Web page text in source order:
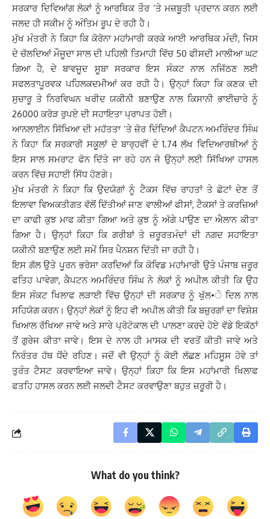
ਸਰਕਾਰ ਦਿਵਿਆਂਗ ਲੋਕਾਂ ਨੂੰ ਆਰਥਿਕ ਤੌਰ ‘ਤੇ ਮਜ਼ਬੂਤੀ ਪ੍ਰਦਾਨ ਕਰਨ ਲਈ
ਜਲਦ ਹੀ ਸਕੀਮ ਨੂੰ ਅੰਤਿਮ ਰੂਪ ਦੇ ਰਹੀ ਹੈ।
ਮੁੱਖ ਮੰਤਰੀ ਨੇ ਕਿਹਾ ਕਿ ਕੋਰੋਨਾ ਮਹਾਂਮਾਰੀ ਕਰਕੇ ਆਈ ਆਰਥਿਕ ਮੰਦੀ, ਜਿਸ
ਦੇ ਚੱਲਦਿਆਂ ਮੌਜੂਦਾ ਸਾਲ ਦੀ ਪਹਿਲੀ ਤਿਮਾਹੀ ਵਿੱਚ 50 ਫੀਸਦੀ ਮਾਲੀਆ ਘਟ
ਗਿਆ ਹੈ, ਦੇ ਬਾਵਜੂਦ ਸੂਬਾ ਸਰਕਾਰ ਇਸ ਸੰਕਟ ਨਾਲ ਨਜਿੱਠਣ ਲਈ
ਸਫਲਤਾਪੂਰਵਕ ਪਹਿਲਕਦਮੀਆਂ ਕਰ ਰਹੀ ਹੈ। ਉਨ੍ਹਾਂ ਕਿਹਾ ਕਿ ਕਣਕ ਦੀ
ਸੁਚਾਰੂ ਤੇ ਨਿਰਵਿਘਨ ਖਰੀਦ ਯਕੀਨੀ ਬਣਾਉਣ ਨਾਲ ਕਿਸਾਨੀ ਭਾਈਚਾਰੇ ਨੂੰ
26000 ਕਰੋੜ ਰੁਪਏ ਦੀ ਸਹਾਇਤਾ ਪ੍ਰਾਪਤ ਹੋਈ।
ਆਨਲਾਈਨ ਸਿੱਖਿਆ ਦੀ ਮਹੱਤਤਾ ‘ਤੇ ਜ਼ੋਰ ਦਿੰਦਿਆਂ ਕੈਪਟਨ ਅਮਰਿੰਦਰ ਸਿੰਘ
ਨੇ ਕਿਹਾ ਕਿ ਸਰਕਾਰੀ ਸਕੂਲਾਂ ਦੇ ਬਾਰ੍ਹਵੀਂ ਦੇ 1.74 ਲੱਖ ਵਿਦਿਆਰਥੀਆਂ ਨੂੰ
ਇਸ ਸਾਲ ਸਮਰਾਟ ਫੋਨ ਦਿੱਤੇ ਜਾ ਰਹੇ ਹਨ ਜੋ ਉਨ੍ਹਾਂ ਲਈ ਸਿੱਖਿਆ ਹਾਸਲ
ਕਰਨ ਵਿੱਚ ਸਹਾਈ ਸਿੱਧ ਹੋਣਗੇ।
ਮੁੱਖ ਮੰਤਰੀ ਨੇ ਕਿਹਾ ਕਿ ਉਦਯੋਗਾਂ ਨੂੰ ਟੈਕਸ ਵਿੱਚ ਰਾਹਤਾਂ ਤੇ ਛੋਟਾਂ ਦੇਣ ਤੋਂ
ਇਲਾਵਾ ਵਿਅਕਤੀਗਤ ਵੱਲੋਂ ਦਿੱਤੀਆਂ ਜਾਣ ਵਾਲੀਆਂ ਫੀਸਾਂ, ਟੈਕਸਾਂ ਤੇ ਕਰਜ਼ਿਆਂ
ਦਾ ਕਾਫੀ ਕੁਝ ਮਾਫ ਕੀਤਾ ਗਿਆ ਅਤੇ ਕੁਝ ਨੂੰ ਅੱਗੇ ਪਾਉਣ ਦਾ ਐਲਾਨ ਕੀਤਾ
ਗਿਆ ਹੈ। ਉਨ੍ਹਾਂ ਕਿਹਾ ਕਿ ਗਰੀਬਾਂ ਤੇ ਜ਼ਰੂਰਤਮੰਦਾਂ ਦੀ ਨਗਦ ਸਹਾਇਤਾ
ਯਕੀਨੀ ਬਣਾਉਣ ਲਈ ਸਮੇਂ ਸਿਰ ਪੈਨਸ਼ਨ ਦਿੱਤੀ ਜਾ ਰਹੀ ਹੈ।
ਇਸ ਗੱਲ ਉਤੇ ਪੂਰਨ ਭਰੋਸਾ ਕਰਦਿਆਂ ਕਿ ਕੋਵਿਡ ਮਹਾਂਮਾਰੀ ਉਤੇ ਪੰਜਾਬ ਜ਼ਰੂਰ
ਫਤਿਹ ਪਾਵੇਗਾ, ਕੈਪਟਨ ਅਮਰਿੰਦਰ ਸਿੰਘ ਨੇ ਲੋਕਾਂ ਨੂੰ ਅਪੀਲ ਕੀਤੀ ਕਿ ਉਹ
ਇਸ ਸੰਕਟ ਖਿਲਾਫ ਲੜਾਈ ਵਿੱਚ ਉਨ੍ਹਾਂ ਦੀ ਸਰਕਾਰ ਨੂੰ ਖੁੱਲ•ੇ ਦਿਲ ਨਾਲ
ਸਹਿਯੋਗ ਕਰਨ। ਉਨ੍ਹਾਂ ਲੋਕਾਂ ਨੂੰ ਇਹ ਵੀ ਅਪੀਲ ਕੀਤੀ ਕਿ ਬਜ਼ੁਰਗਾਂ ਦਾ ਵਿਸ਼ੇਸ਼
ਖਿਆਲ ਰੱਖਿਆ ਜਾਵੇ ਅਤੇ ਸਾਰੇ ਪ੍ਰੋਟੋਕਾਲ ਦੀ ਪਾਲਣਾ ਕਰਦੇ ਹੋਏ ਵੱਡੇ ਇਕੱਠਾਂ
ਤੋਂ ਗੁਰੇਜ ਕੀਤਾ ਜਾਵੇ। ਇਸ ਦੇ ਨਾਲ ਹੀ ਮਾਸਕ ਦੀ ਵਰਤੋਂ ਕੀਤੀ ਜਾਵੇ ਅਤੇ
ਨਿਰੰਤਰ ਹੱਥ ਧੋਂਦੇ ਰਹਿਣ। ਜਦੋਂ ਵੀ ਉਨ੍ਹਾਂ ਨੂੰ ਕੋਈ ਲੱਛਣ ਮਹਿਸੂਸ ਹੋਵੇ ਤਾਂ
ਤੁਰੰਤ ਟੈਸਟ ਕਰਵਾਇਆ ਜਾਵੇ। ਉਨ੍ਹਾਂ ਕਿਹਾ ਕਿ ਇਸ ਮਹਾਂਮਾਰੀ ਖਿਲਾਫ
ਫਤਹਿ ਹਾਸਲ ਕਰਨ ਲਈ ਜਲਦੀ ਟੈਸਟ ਕਰਵਾਉਣਾ ਬਹੁਤ ਜ਼ਰੂਰੀ ਹੈ।
What do you think?